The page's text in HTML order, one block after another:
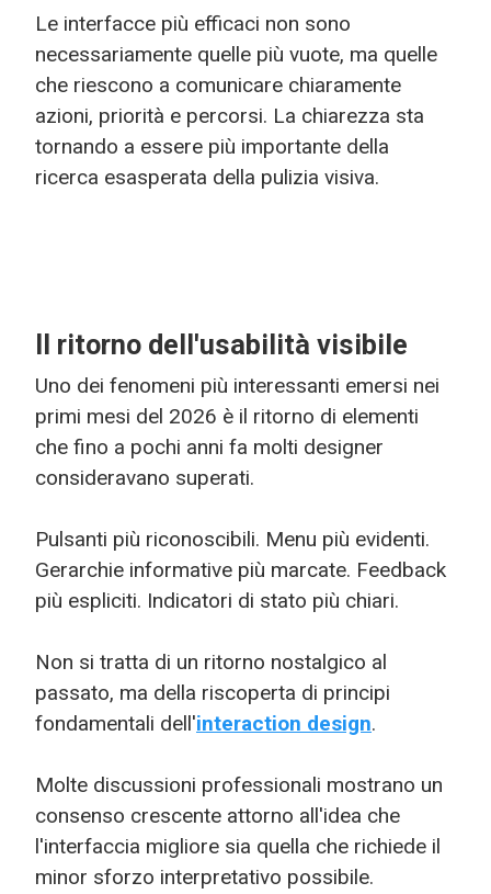
Le interfacce più efficaci non sono
necessariamente quelle più vuote, ma quelle
che riescono a comunicare chiaramente
azioni, priorità e percorsi. La chiarezza sta
tornando a essere più importante della
ricerca esasperata della pulizia visiva.
Il ritorno dell'usabilità visibile
Uno dei fenomeni più interessanti emersi nei
primi mesi del 2026 è il ritorno di elementi
che fino a pochi anni fa molti designer
consideravano superati.
Pulsanti più riconoscibili. Menu più evidenti.
Gerarchie informative più marcate. Feedback
più espliciti. Indicatori di stato più chiari.
Non si tratta di un ritorno nostalgico al
passato, ma della riscoperta di principi
fondamentali dell'interaction design.
Molte discussioni professionali mostrano un
consenso crescente attorno all'idea che
l'interfaccia migliore sia quella che richiede il
minor sforzo interpretativo possibile.